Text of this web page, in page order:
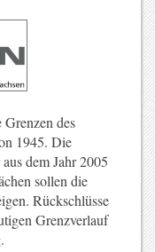
Grenzen des
1945. Die
dem Jahr 2005
sollen die
Rückschlüsse
Grenzverlauf